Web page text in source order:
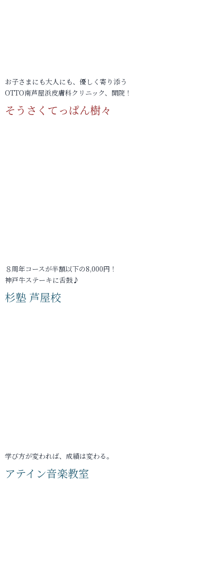
お子さまにも大人にも、優しく寄り添う
OTTO南芦屋浜皮膚科クリニック、開院！
そうさくてっぱん樹々
８周年コースが半額以下の8,000円！
神戸牛ステーキに舌鼓♪
杉塾 芦屋校
学び方が変われば、成績は変わる。
アテイン音楽教室